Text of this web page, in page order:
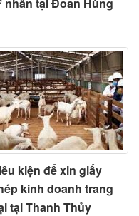
kiện để xin giấy
kinh doanh trang
tại Thanh Thủy